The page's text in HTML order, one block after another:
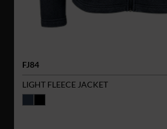
FJ84
LIGHT FLEECE JACKET